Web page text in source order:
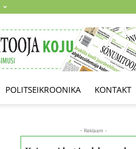
POLITSEIKROONIKA KONTAKT
- Reklaam -